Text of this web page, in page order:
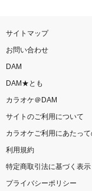
サイトマップ
お問い合わせ
DAM
DAM★とも
カラオケ＠DAM
サイトのご利用について
カラオケご利用にあたっ
利用規約
特定商取引法に基づく表示
プライバシーポリシー